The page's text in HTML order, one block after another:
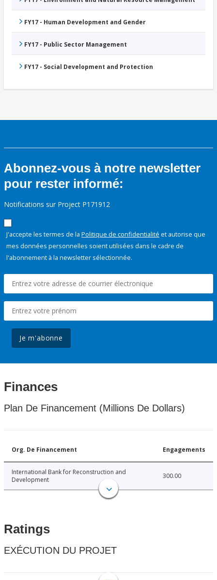
FY17 - Human Development and Gender
FY17 - Public Sector Management
FY17 - Social Development and Protection
Abonnez-vous à notre newsletter
pour rester informé:
Notifications sur Project P171912
J'accepte les termes de la Politique de confidentialité et autorise que
mes données personnelles soient utilisées dans le cadre de
l'abonnement à la newsletter sélectionnée.
Je m'abonne
Finances
Plan De Financement (Millions De Dollars)
Org. De Financement Engagements
International Bank for Reconstruction and
Development
300.00
Ratings
EXÉCUTION DU PROJET